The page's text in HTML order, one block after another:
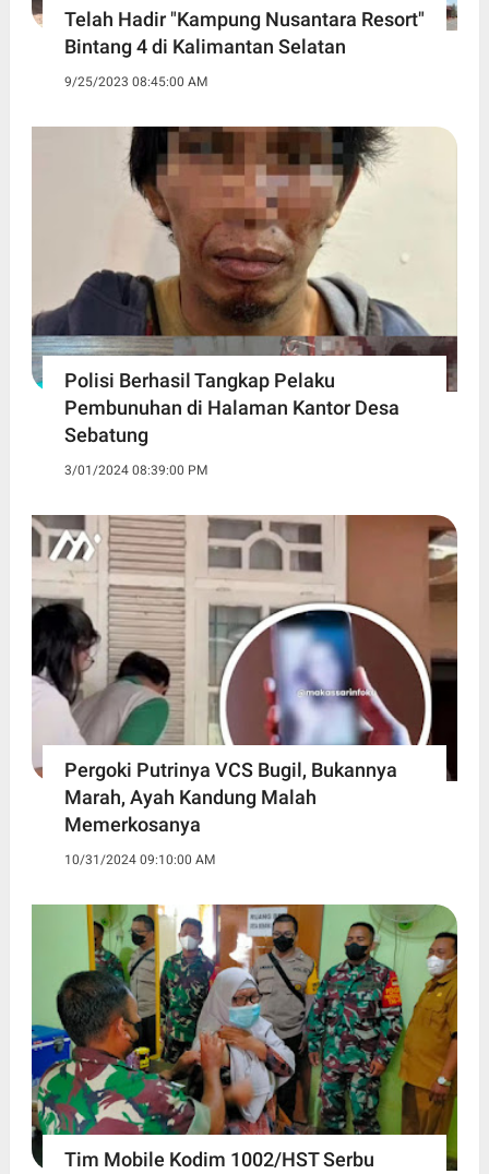
Telah Hadir "Kampung Nusantara Resort"
Bintang 4 di Kalimantan Selatan
9/25/2023 08:45:00 AM
Polisi Berhasil Tangkap Pelaku
Pembunuhan di Halaman Kantor Desa
Sebatung
3/01/2024 08:39:00 PM
Pergoki Putrinya VCS Bugil, Bukannya
Marah, Ayah Kandung Malah
Memerkosanya
10/31/2024 09:10:00 AM
Tim Mobile Kodim 1002/HST Serbu